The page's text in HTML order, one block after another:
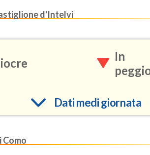
d'Intelvi
In
Dati medi giornata
O3
(Ozono)